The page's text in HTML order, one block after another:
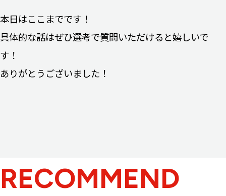
本日はここまでです！
具体的な話はぜひ選考で質問いただけると嬉しいで
す！
ありがとうございました！
RECOMMEND